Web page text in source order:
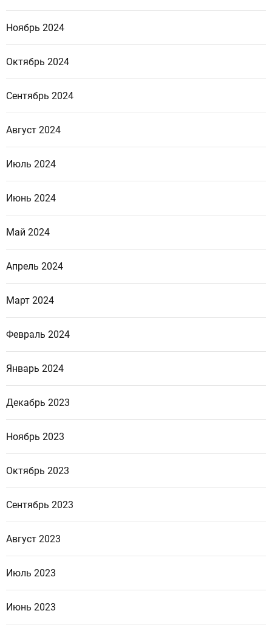
Ноябрь 2024
Октябрь 2024
Сентябрь 2024
Август 2024
Июль 2024
Июнь 2024
Май 2024
Апрель 2024
Март 2024
Февраль 2024
Январь 2024
Декабрь 2023
Ноябрь 2023
Октябрь 2023
Сентябрь 2023
Август 2023
Июль 2023
Июнь 2023